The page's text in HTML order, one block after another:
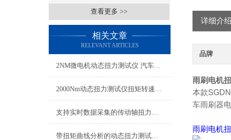
查看更多 >>
相关文章
RELEVANT ARTICLES
2NM微电机动态扭力测试仪 汽车雨刮器微电机扭力测试仪
2000Nm动态扭力测试仪扭矩转速同步测量
支持实时数据采集的传动轴扭力测试仪,动态扭矩测试仪传动轴专用
带扭矩曲线分析的动态扭力测试仪 实时传输动态扭力检测仪厂家
详细介绍
品牌
雨刷电机
本款
车雨刷器
雨刷电机